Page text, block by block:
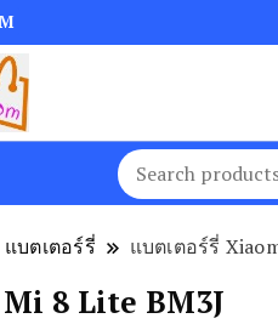
แบตเตอร์รี่ แบตเตอร์รี่
8 Lite BM3J